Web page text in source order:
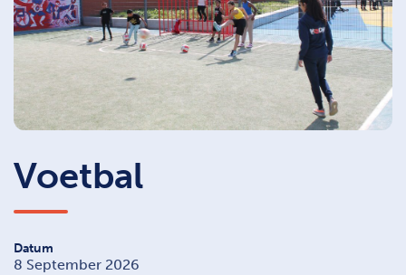
Voetbal
Datum
8 September 2026